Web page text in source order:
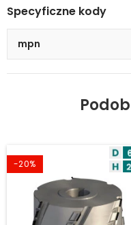
Specyficzne kody
mpn
-20%